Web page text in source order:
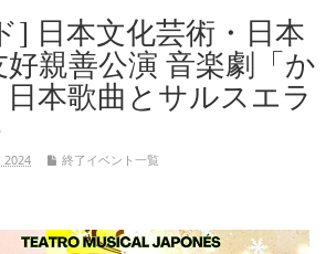
] 日本文化芸術・日本
親善公演 音楽劇「か
日本歌曲とサルスエラ
2024 終了イベント一覧